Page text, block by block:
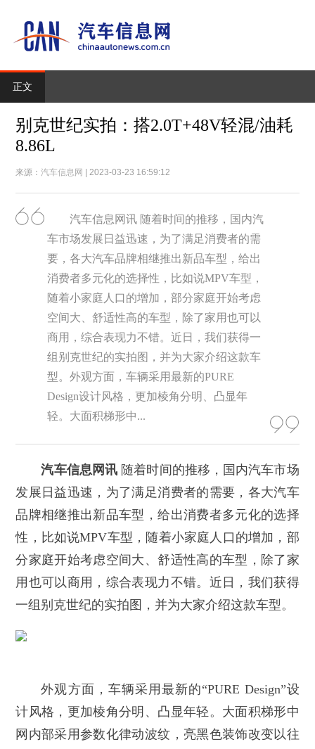
正文
别克世纪实拍：搭2.0T+48V轻混/油耗
8.86L
来源：汽车信息网 | 2023-03-23 16:59:12
汽车信息网讯 随着时间的推移，国内汽
车市场发展日益迅速，为了满足消费者的需
要，各大汽车品牌相继推出新品车型，给出
消费者多元化的选择性，比如说MPV车型，
随着小家庭人口的增加，部分家庭开始考虑
空间大、舒适性高的车型，除了家用也可以
商用，综合表现力不错。近日，我们获得一
组别克世纪的实拍图，并为大家介绍这款车
型。外观方面，车辆采用最新的PURE
Design设计风格，更加棱角分明、凸显年
轻。大面积梯形中...
汽车信息网讯 随着时间的推移，国内汽车市场
发展日益迅速，为了满足消费者的需要，各大汽车
品牌相继推出新品车型，给出消费者多元化的选择
性，比如说MPV车型，随着小家庭人口的增加，部
分家庭开始考虑空间大、舒适性高的车型，除了家
用也可以商用，综合表现力不错。近日，我们获得
一组别克世纪的实拍图，并为大家介绍这款车型。
外观方面，车辆采用最新的“PURE Design”设
计风格，更加棱角分明、凸显年轻。大面积梯形中
网内部采用参数化律动波纹，亮黑色装饰改变以往